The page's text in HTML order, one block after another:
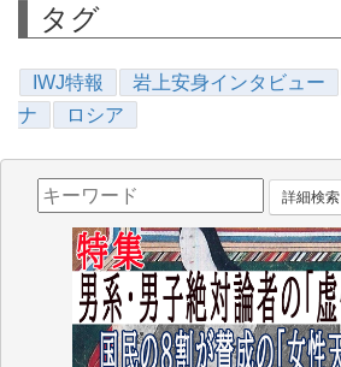
タグ
IWJ特報 岩上安身インタビュー
ナ
ロシア
詳細検索